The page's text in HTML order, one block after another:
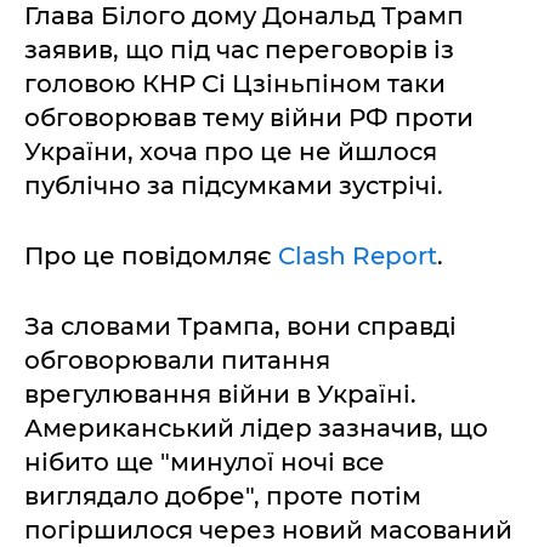
Глава Білого дому Дональд Трамп
заявив, що під час переговорів із
головою КНР Сі Цзіньпіном таки
обговорював тему війни РФ проти
України, хоча про це не йшлося
публічно за підсумками зустрічі.
Про це повідомляє Clash Report.
За словами Трампа, вони справді
обговорювали питання
врегулювання війни в Україні.
Американський лідер зазначив, що
нібито ще "минулої ночі все
виглядало добре", проте потім
погіршилося через новий масований